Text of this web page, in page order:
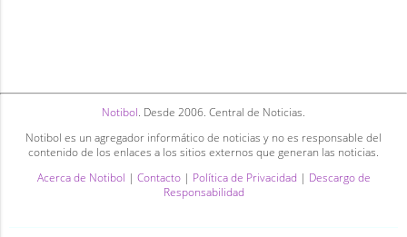
Notibol. Desde 2006. Central de Noticias.
Notibol es un agregador informático de noticias y no es responsable del
contenido de los enlaces a los sitios externos que generan las noticias.
Acerca de Notibol | Contacto| Política de Privacidad | Descargo de
Responsabilidad